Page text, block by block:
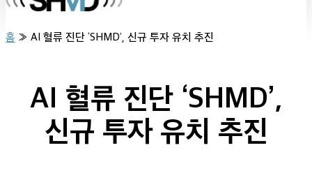
홈 » AI 혈류 진단 ‘SHMD’, 신규 투자 유치 추진
AI 혈류 진단 ‘SHMD’,
신규 투자 유치 추진